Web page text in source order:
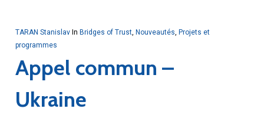
TARAN Stanislav In Bridges of Trust, Nouveautés, Projets et
programmes
Appel commun –
Ukraine